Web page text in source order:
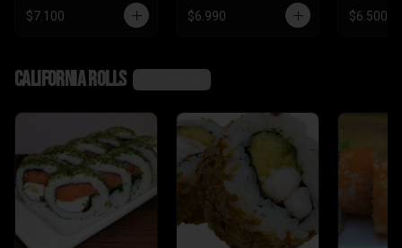
ciboulette)
$7.100
ciboulette)
$6.990 $6.500
California rolls